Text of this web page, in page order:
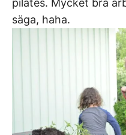
pilates. Mycket bra
säga, haha.